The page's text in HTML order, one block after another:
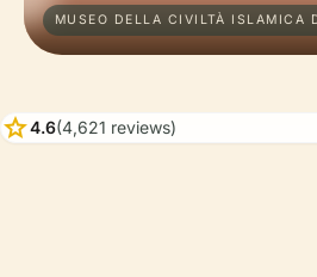
MUSEO DELLA CIVILTÀ ISLAMICA
star4.6(4,621 reviews)